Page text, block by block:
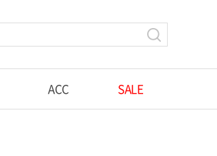
ACC SALE